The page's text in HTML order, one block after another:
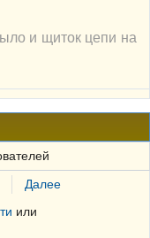
и щиток цепи на
Далее
или